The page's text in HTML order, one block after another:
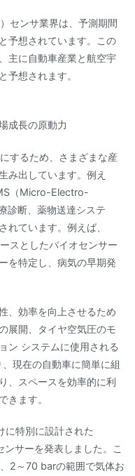
センサ業界は、予測期間
予想されています。この
主に自動車産業と航空宇
予想されます。
成長の原動力
するため、さまざまな産
み出しています。例え
（Micro-Electro-
診断、薬物送達システ
れています。例えば、
スとしたバイオセンサー
を特定し、病気の早期発
、効率を向上させるため
展開、タイヤ空気圧のモ
ン システムに使用される
現在の自動車に簡単に組
、スペースを効率的に利
きます。
特別に設計された
サーを発表しました。こ
2～70 barの範囲で気体お